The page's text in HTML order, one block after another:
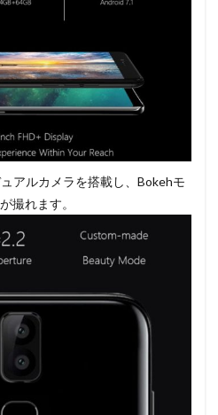
アルカメラを搭載し、Bokehモ
撮れます。